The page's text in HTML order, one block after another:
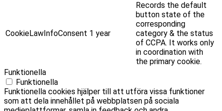
CookieLawInfoConsent 1 year
Records the default
button state of the
corresponding
category & the status
of CCPA. It works only
in coordination with
the primary cookie.
Funktionella
Funktionella
Funktionella cookies hjälper till att utföra vissa funktioner
som att dela innehållet på webbplatsen på sociala